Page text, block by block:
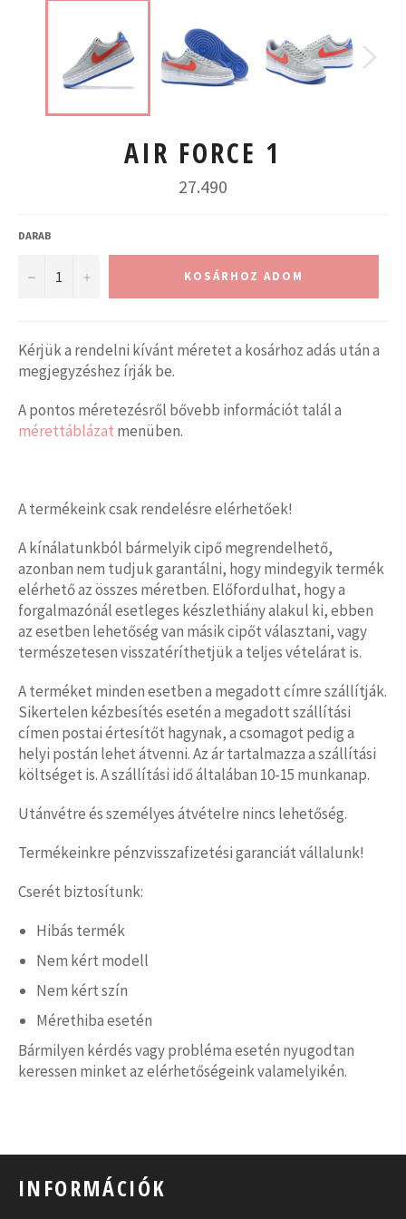
AIR FORCE 1
Normál
ár
27.490
DARAB
− + KOSÁRHOZ ADOM
Kérjük a rendelni kívánt méretet a kosárhoz adás után a
megjegyzéshez írják be.
A pontos méretezésről bővebb információt talál a
mérettáblázat menüben.
A termékeink csak rendelésre elérhetőek!
A kínálatunkból bármelyik cipő megrendelhető,
azonban nem tudjuk garantálni, hogy mindegyik termék
elérhető az összes méretben. Előfordulhat, hogy a
forgalmazónál esetleges készlethiány alakul ki, ebben
az esetben lehetőség van másik cipőt választani, vagy
természetesen visszatéríthetjük a teljes vételárat is.
A terméket minden esetben a megadott címre szállítják.
Sikertelen kézbesítés esetén a megadott szállítási
címen postai értesítőt hagynak, a csomagot pedig a
helyi postán lehet átvenni. Az ár tartalmazza a szállítási
költséget is. A szállítási idő általában 10-15 munkanap.
Utánvétre és személyes átvételre nincs lehetőség.
Termékeinkre pénzvisszafizetési garanciát vállalunk!
Cserét biztosítunk:
Hibás termék
Nem kért modell
Nem kért szín
Mérethiba esetén
Bármilyen kérdés vagy probléma esetén nyugodtan
keressen minket az elérhetőségeink valamelyikén.
INFORMÁCIÓK